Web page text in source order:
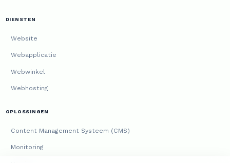
DIENSTEN
Website
Webapplicatie
Webwinkel
Webhosting
OPLOSSINGEN
Content Management Systeem (CMS)
Monitoring